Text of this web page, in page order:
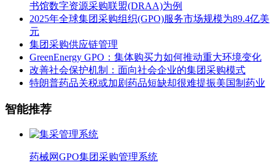
书馆数字资源采购联盟(DRAA)为例
2025年全球集团采购组织(GPO)服务市场规模为89.4亿美
元
集团采购供应链管理
GreenEnergy GPO：集体购买力如何推动重大环境变化
改善社会保护机制：面向社会企业的集团采购模式
特朗普药品关税或加剧药品短缺却很难提振美国制药业
智能推荐
药械网GPO集团采购管理系统